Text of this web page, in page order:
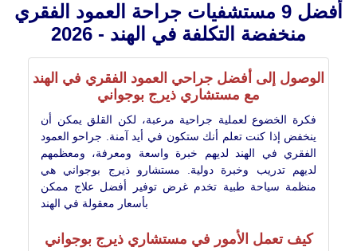
أفضل 9 مستشفيات جراحة العمود الفقري
منخفضة التكلفة في الهند - 2026
الوصول إلى أفضل جراحي العمود الفقري في الهند
مع مستشاري ذيرج بوجواني
فكرة الخضوع لعملية جراحية مرعبة، لكن القلق يمكن أن
ينخفض إذا كنت تعلم أنك ستكون في أيد آمنة. جراحو العمود
الفقري في الهند لديهم خبرة واسعة ومعرفة، ومعظمهم
لديهم تدريب وخبرة دولية. مستشارو ذيرج بوجواني هي
منظمة سياحة طبية تخدم غرض توفير أفضل علاج ممكن
بأسعار معقولة في الهند
كيف تعمل الأمور في مستشاري ذيرج بوجواني